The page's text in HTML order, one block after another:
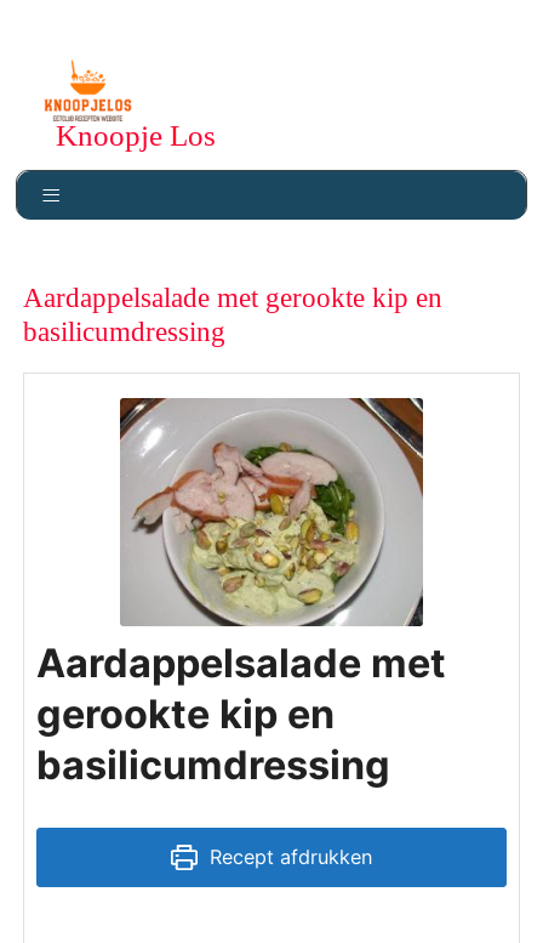
Knoopje Los
Aardappelsalade met gerookte kip en
basilicumdressing
Aardappelsalade met
gerookte kip en
basilicumdressing
Recept afdrukken